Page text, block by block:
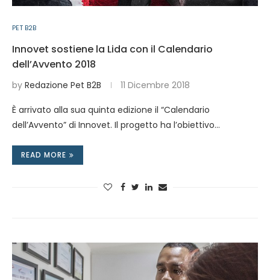
PET B2B
Innovet sostiene la Lida con il Calendario
dell’Avvento 2018
by Redazione Pet B2B 11 Dicembre 2018
È arrivato alla sua quinta edizione il “Calendario
dell’Avvento” di Innovet. Il progetto ha l’obiettivo…
READ MORE